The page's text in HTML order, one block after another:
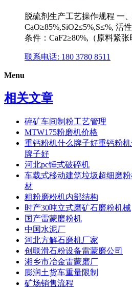
脱硫剂生产工艺操作规程 一
CaO≥85%,SiO2≤5%,S≤%, 活
条件：CaF2≥80%,（原料紧
联系电话: 180 3780 8511
Menu
相关文章
碎矿车间制粉工艺管理
MTW175粉磨机价格
重钙粉机什么牌子好重钙粉
牌子好
河北pc锤式破碎机
车载式移动建筑垃圾超细磨
材
粗粉磨粉机内部结构
时产30吨立式磨矿石磨粉机械
国产雷蒙磨粉机
中国水泥厂
河北方解石磨机厂家
创联滑石粉设备雷蒙磨公司
湘乡市冶金雷蒙磨厂
膨润土货车重量限制
矿场销售流程